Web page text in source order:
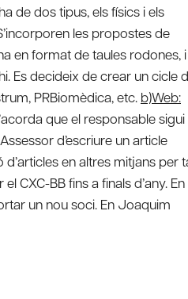
ha de dos tipus, els físics i els
les propostes de
en format de taules rodones, i
Es decideix de crear un cicle
PRBiomèdica, etc. b)Web:
que el responsable sigui
d’escriure un article
en altres mitjans per
CXC-BB fins a finals d’any. En
un nou soci. En Joaquim